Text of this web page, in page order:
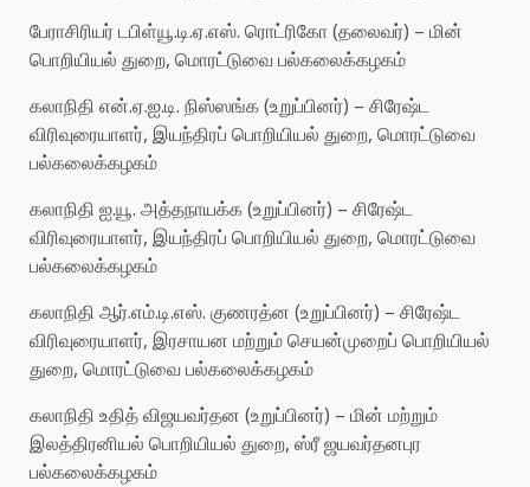
பேராசிரியர் டபிள்யூ.டி.ஏ.எஸ். ரொட்ரிகோ (தலைவர்) – மின்
பொறியியல் துறை, மொரட்டுவை பல்கலைக்கழகம்
கலாநிதி என்.ஏ.ஐ.டி. நிஸ்ஸங்க (உறுப்பினர்) – சிரேஷ்ட
விரிவுரையாளர், இயந்திரப் பொறியியல் துறை, மொரட்டுவை
பல்கலைக்கழகம்
கலாநிதி ஐ.யூ. அத்தநாயக்க (உறுப்பினர்) – சிரேஷ்ட
விரிவுரையாளர், இயந்திரப் பொறியியல் துறை, மொரட்டுவை
பல்கலைக்கழகம்
கலாநிதி ஆர்.எம்.டி.எஸ். குணரத்ன (உறுப்பினர்) – சிரேஷ்ட
விரிவுரையாளர், இரசாயன மற்றும் செயன்முறைப் பொறியியல்
துறை, மொரட்டுவை பல்கலைக்கழகம்
கலாநிதி உதித் விஜயவர்தன (உறுப்பினர்) – மின் மற்றும்
இலத்திரனியல் பொறியியல் துறை, ஸ்ரீ ஜயவர்தனபுர
பல்கலைக்கழகம்